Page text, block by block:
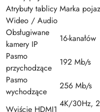
Atrybuty tablicy Marka
Wideo / Audio
Obsługiwane
kamery IP
16-kanałów
Pasmo
przychodzące
192 Mb/s
Pasmo
wychodzące
256 Mb/s
Wyjście HDMI1
4K/30Hz,